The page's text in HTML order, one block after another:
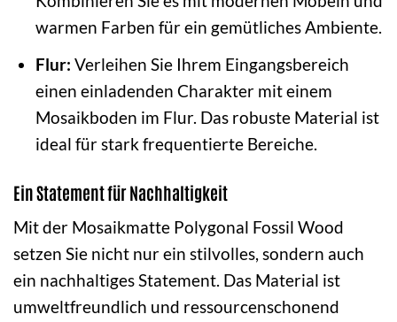
warmen Farben für ein gemütliches Ambiente.
Flur: Verleihen Sie Ihrem Eingangsbereich
einen einladenden Charakter mit einem
Mosaikboden im Flur. Das robuste Material ist
ideal für stark frequentierte Bereiche.
Ein Statement für Nachhaltigkeit
Mit der Mosaikmatte Polygonal Fossil Wood
setzen Sie nicht nur ein stilvolles, sondern auch
ein nachhaltiges Statement. Das Material ist
umweltfreundlich und ressourcenschonend